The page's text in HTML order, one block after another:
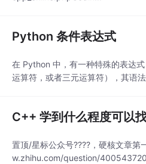
Python 条件表达式
在 Python 中，有一种特殊的表达
运算符，或者三元运算符），其语
C++ 学到什么程度可以
置顶/星标公众号????，硬核文章
w.zhihu.com/question/